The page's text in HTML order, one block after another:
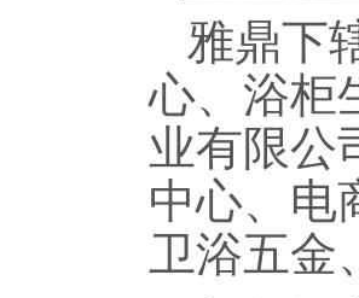
雅鼎下
心、浴柜
业有限公
中心、电
卫浴五金